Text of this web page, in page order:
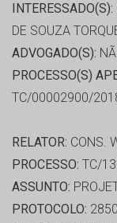
INTERESSADO(S):
DE SOUZA
ADVOGADO(S):
PROCESSO(S)
TC/00002900/
RELATOR: CONS.
PROCESSO: TC/
ASSUNTO:
PROTOCOLO: